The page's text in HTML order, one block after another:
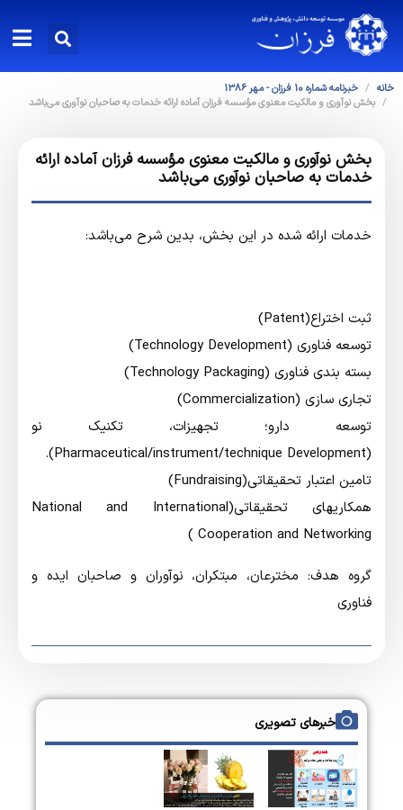
خانه
خبرنامه شماره 10 فرزان - مهر 1386
بخش نوآوري و مالكيت معنوي مؤسسه فرزان آماده ارائه خدمات به صاحبان نوآوري مي‌باشد
بخش نوآوري و مالكيت معنوي مؤسسه فرزان آماده ارائه
خدمات به صاحبان نوآوري مي‌باشد
خدمات ارائه شده در اين بخش، بدين شرح مي‌باشد:
ثبت اختراع(Patent)
توسعه فناوری (Technology Development)
بسته بندی فناوری (Technology Packaging)
تجاری سازی (Commercialization)
توسعه دارو؛ تجهیزات، تکنیک نو
(Pharmaceutical/instrument/technique Development).
تامین اعتبار تحقیقاتی(Fundraising)
همکاریهای تحقیقاتی(National and International
Cooperation and Networking )
گروه هدف: مخترعان، مبتکران، نوآوران و صاحبان ایده و
فناوری
خبرهای تصویری